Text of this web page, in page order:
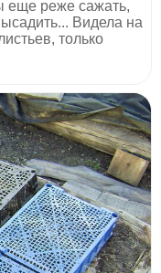
еще реже сажать,
Видела на
только